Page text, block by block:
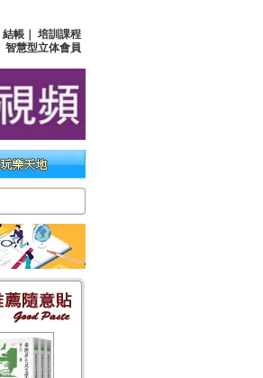
結帳
培訓課程
智慧型立体會員